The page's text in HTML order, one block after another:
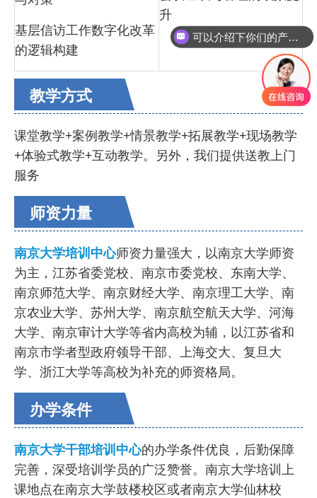
基层信访工作数字化改革
的逻辑构建
升
教学方式
课堂教学+案例教学+情景教学+拓展教学+现场教学
+体验式教学+互动教学。另外，我们提供送教上门
服务
师资力量
南京大学培训中心师资力量强大，以南京大学师资
为主，江苏省委党校、南京市委党校、东南大学、
南京师范大学、南京财经大学、南京理工大学、南
京农业大学、苏州大学、南京航空航天大学、河海
大学、南京审计大学等省内高校为辅，以江苏省和
南京市学者型政府领导干部、上海交大、复旦大
学、浙江大学等高校为补充的师资格局。
办学条件
南京大学干部培训中心的办学条件优良，后勤保障
完善，深受培训学员的广泛赞誉。南京大学培训上
课地点在南京大学鼓楼校区或者南京大学仙林校
可以介绍下你们的产品么